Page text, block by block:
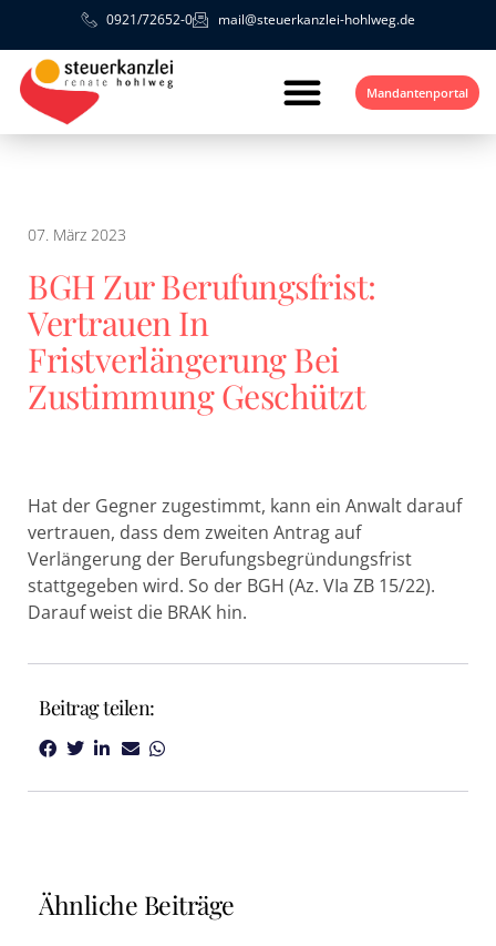
0921/72652-0 mail@steuerkanzlei-hohlweg.de
Mandantenportal
07. März 2023
BGH Zur Berufungsfrist:
Vertrauen In
Fristverlängerung Bei
Zustimmung Geschützt
Hat der Gegner zugestimmt, kann ein Anwalt darauf
vertrauen, dass dem zweiten Antrag auf
Verlängerung der Berufungsbegründungsfrist
stattgegeben wird. So der BGH (Az. VIa ZB 15/22).
Darauf weist die BRAK hin.
Beitrag teilen:
Ähnliche Beiträge